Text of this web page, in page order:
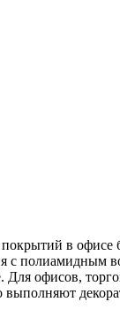
покрытий в
с полиамидным
офисов,
выполняют